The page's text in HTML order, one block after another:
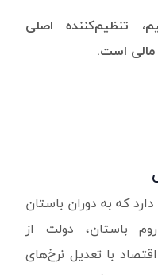
تنظیم‌کننده اصلی
است.
که به دوران باستان
روم باستان، دولت از
با تعدیل نرخ‌های